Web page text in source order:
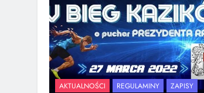
AKTUALNOŚCI REGULAMINY ZAPISY